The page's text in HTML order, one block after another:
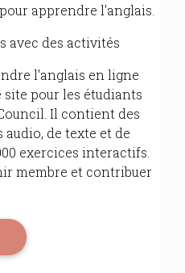
apprendre l'anglais.
avec des activités
l'anglais en ligne
pour les étudiants
Il contient des
audio, de texte et de
exercices interactifs.
membre et contribuer